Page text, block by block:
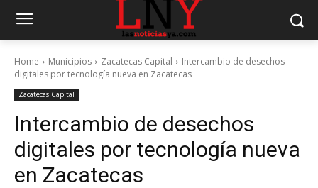
Home Municipios Zacatecas Capital
Intercambio de desechos
digitales por tecnología nueva en Zacatecas
Zacatecas Capital
Intercambio de desechos
digitales por tecnología nueva
en Zacatecas